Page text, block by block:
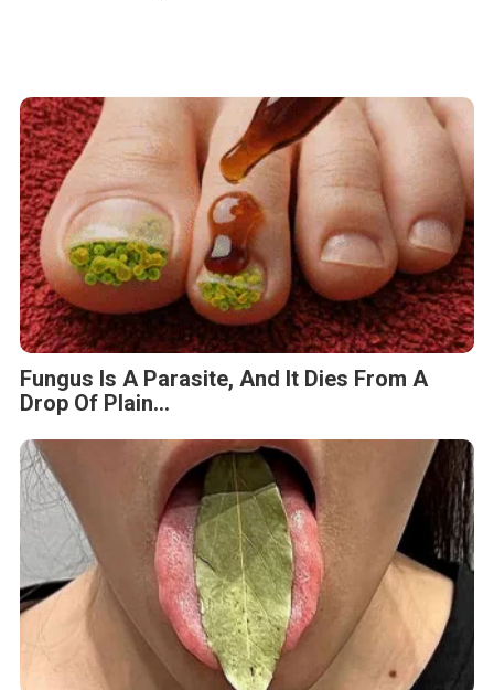
Fungus Is A Parasite, And It Dies From A
Drop Of Plain...